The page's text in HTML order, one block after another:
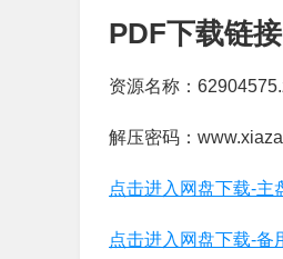
PDF下载链接
资源名称：
解压密码：
点击进入网盘下载-主
点击进入网盘下载-备